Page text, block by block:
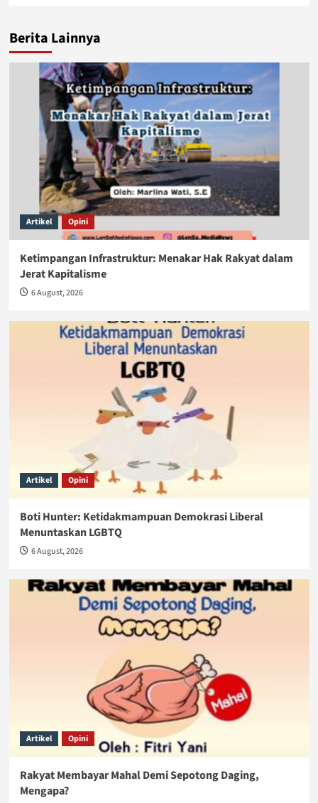
Berita Lainnya
Artikel Opini
Ketimpangan Infrastruktur: Menakar Hak Rakyat dalam
Jerat Kapitalisme
6 August, 2026
Artikel Opini
Boti Hunter: Ketidakmampuan Demokrasi Liberal
Menuntaskan LGBTQ
6 August, 2026
Artikel Opini
Rakyat Membayar Mahal Demi Sepotong Daging,
Mengapa?